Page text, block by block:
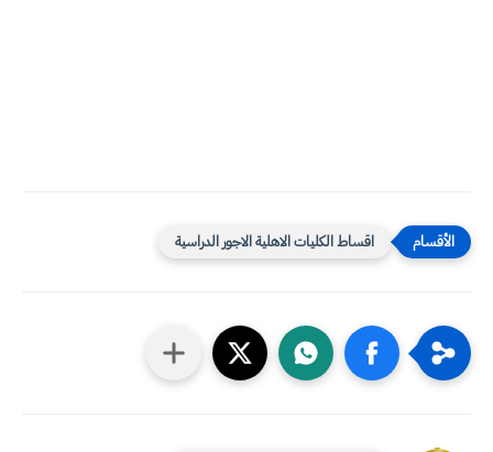
اقساط الكليات الاهلية الاجور الدراسية